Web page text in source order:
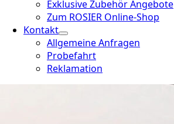
Exklusive Zubehör Angebote
Zum ROSIER Online-Shop
Kontakt
Allgemeine Anfragen
Probefahrt
Reklamation